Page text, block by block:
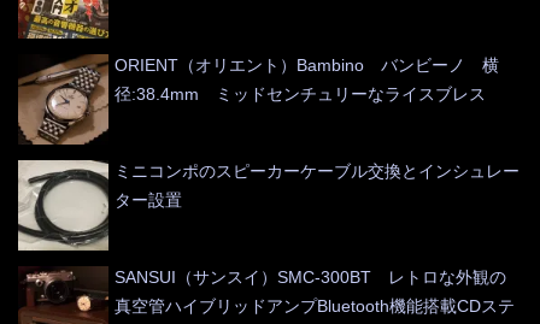
ORIENT（オリエント）Bambino バンビーノ 横
径:38.4mm ミッドセンチュリーなライスブレス
ミニコンポのスピーカーケーブル交換とインシュレー
ター設置
SANSUI（サンスイ）SMC-300BT レトロな外観の
真空管ハイブリッドアンプBluetooth機能搭載CDステ